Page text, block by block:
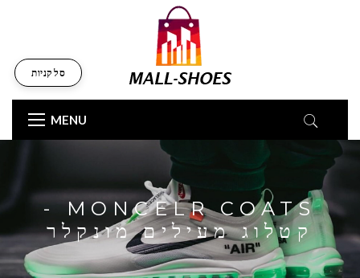
MENU
סל קניות
MONCELR COATS -
קטלוג מעילים מונקלר